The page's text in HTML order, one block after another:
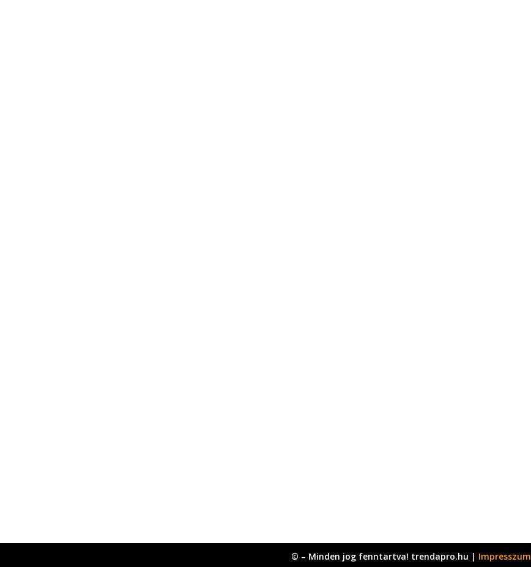
© – Minden jog fenntartva! trendapro.hu | Impresszum